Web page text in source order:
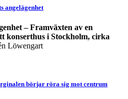
angelägenhet
– Framväxten av en
konserthus i Stockholm, cirka
Löwengart
börjar röra sig mot centrum